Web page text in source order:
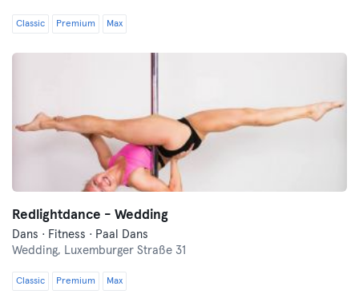
Classic Premium Max
Redlightdance - Wedding
Dans · Fitness · Paal Dans
Wedding, Luxemburger Straße 31
Classic Premium Max